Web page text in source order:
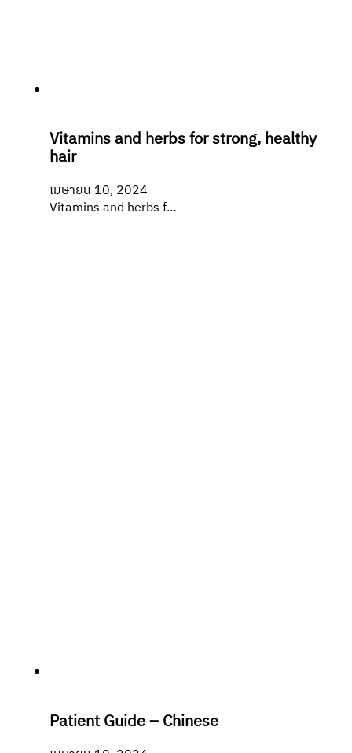
Vitamins and herbs for strong, healthy
hair
เมษายน 10, 2024
Vitamins and herbs f…
Patient Guide – Chinese